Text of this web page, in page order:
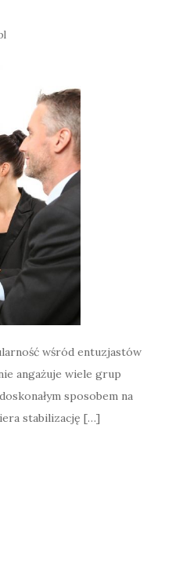
wśród entuzjastów
angażuje wiele grup
sposobem na
stabilizację […]